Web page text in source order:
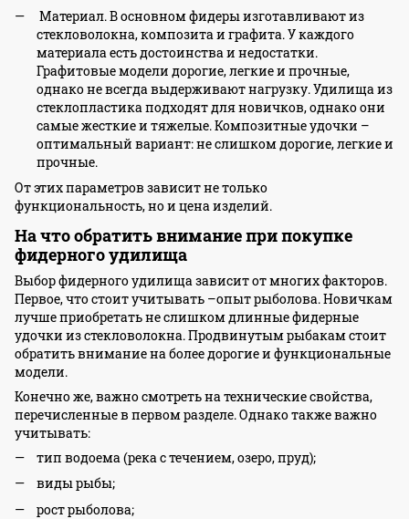
Материал. В основном фидеры изготавливают из
стекловолокна, композита и графита. У каждого
материала есть достоинства и недостатки.
Графитовые модели дорогие, легкие и прочные,
однако не всегда выдерживают нагрузку. Удилища из
стеклопластика подходят для новичков, однако они
самые жесткие и тяжелые. Композитные удочки –
оптимальный вариант: не слишком дорогие, легкие и
прочные.
От этих параметров зависит не только
функциональность, но и цена изделий.
На что обратить внимание при покупке
фидерного удилища
Выбор фидерного удилища зависит от многих факторов.
Первое, что стоит учитывать –опыт рыболова. Новичкам
лучше приобретать не слишком длинные фидерные
удочки из стекловолокна. Продвинутым рыбакам стоит
обратить внимание на более дорогие и функциональные
модели.
Конечно же, важно смотреть на технические свойства,
перечисленные в первом разделе. Однако также важно
учитывать:
тип водоема (река с течением, озеро, пруд);
виды рыбы;
рост рыболова;